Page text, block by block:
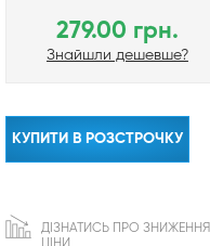
279.00 грн.
Знайшли дешевше?
КУПИТИ В РОЗСТРОЧКУ
ДІЗНАТИСЬ ПРО ЗНИЖЕННЯ
ЦІНИ